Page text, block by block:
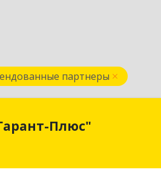
партнеры
Плюс"